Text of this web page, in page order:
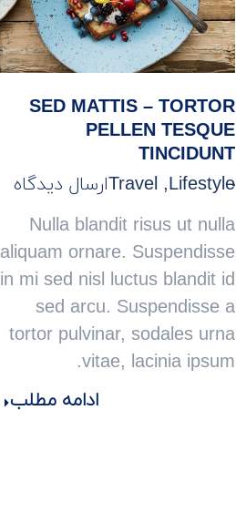
SED MATTIS – TORTOR
PELLEN TESQUE
TINCIDUNT
Lifestyle
,
Travelارسال دیدگاه
Nulla blandit risus ut nulla
aliquam ornare. Suspendisse
in mi sed nisl luctus blandit id
sed arcu. Suspendisse a
tortor pulvinar, sodales urna
vitae, lacinia ipsum.
ادامه مطلب